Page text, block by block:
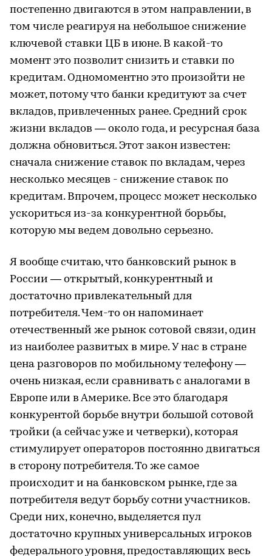
постепенно двигаются в этом направлении, в
том числе реагируя на небольшое снижение
ключевой ставки ЦБ в июне. В какой-то
момент это позволит снизить и ставки по
кредитам. Одномоментно это произойти не
может, потому что банки кредитуют за счет
вкладов, привлеченных ранее. Средний срок
жизни вкладов — около года, и ресурсная база
должна обновиться. Этот закон известен:
сначала снижение ставок по вкладам, через
несколько месяцев - снижение ставок по
кредитам. Впрочем, процесс может несколько
ускориться из-за конкурентной борьбы,
которую мы ведем довольно серьезно.
Я вообще считаю, что банковский рынок в
России — открытый, конкурентный и
достаточно привлекательный для
потребителя. Чем-то он напоминает
отечественный же рынок сотовой связи, один
из наиболее развитых в мире. У нас в стране
цена разговоров по мобильному телефону —
очень низкая, если сравнивать с аналогами в
Европе или в Америке. Все это благодаря
конкурентой борьбе внутри большой сотовой
тройки (а сейчас уже и четверки), которая
стимулирует операторов постоянно двигаться
в сторону потребителя. То же самое
происходит и на банковском рынке, где за
потребителя ведут борьбу сотни участников.
Среди них, конечно, выделяется пул
достаточно крупных универсальных игроков
федерального уровня, предоставляющих весь